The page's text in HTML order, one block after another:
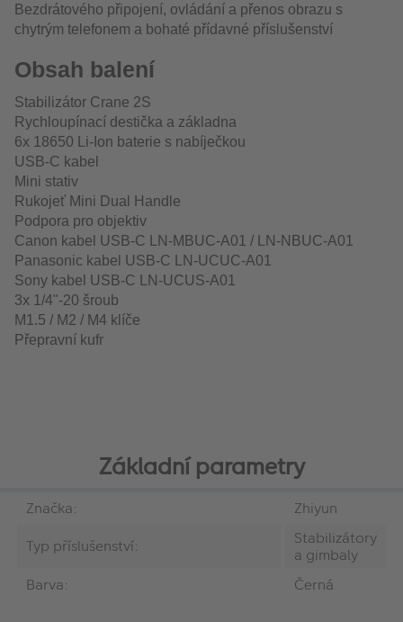
Bezdrátového připojení, ovládání a přenos obrazu s
chytrým telefonem a bohaté přídavné příslušenství
Obsah balení
Stabilizátor Crane 2S
Rychloupínací destička a základna
6x 18650 Li-Ion baterie s nabíječkou
USB-C kabel
Mini stativ
Rukojeť Mini Dual Handle
Podpora pro objektiv
Canon kabel USB-C LN-MBUC-A01 / LN-NBUC-A01
Panasonic kabel USB-C LN-UCUC-A01
Sony kabel USB-C LN-UCUS-A01
3x 1/4"-20 šroub
M1.5 / M2 / M4 klíče
Přepravní kufr
Základní parametry
Značka:
Zhiyun
Typ příslušenství:
Stabilizátory
a gimbaly
Barva:
Černá